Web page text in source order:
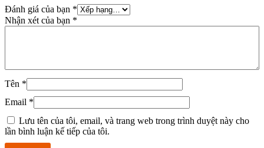
Đánh giá của bạn *
Nhận xét của bạn *
Tên *
Email *
Lưu tên của tôi, email, và trang web trong trình duyệt này cho
lần bình luận kế tiếp của tôi.